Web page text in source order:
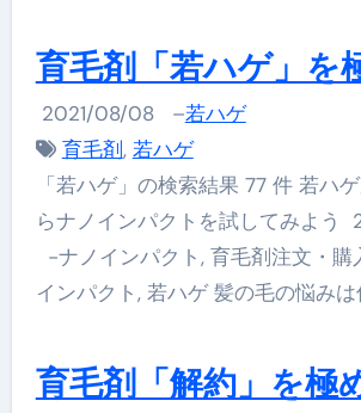
育毛剤「若ハゲ」を
2021/08/08 –若ハゲ
育毛剤, 若ハゲ
「若ハゲ」の検索結果 77 件 若ハ
らナノインパクトを試してみよ
-ナノインパクト, 育毛剤注文・
インパクト, 若ハゲ 髪の毛の悩み
育毛剤「解約」を極